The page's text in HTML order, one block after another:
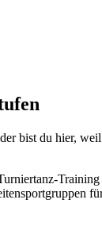
bist du hier,